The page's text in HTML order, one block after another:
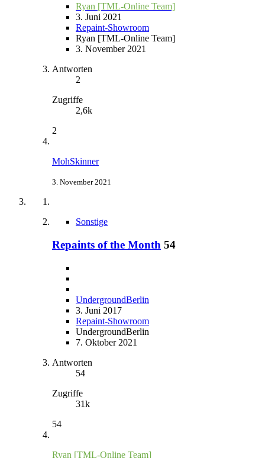
Ryan [TML-Online Team]
3. Juni 2021
Repaint-Showroom
Ryan [TML-Online Team]
3. November 2021
Antworten
2
Zugriffe
2,6k
2
MohSkinner
3. November 2021
Sonstige
Repaints of the Month 54
UndergroundBerlin
3. Juni 2017
Repaint-Showroom
UndergroundBerlin
7. Oktober 2021
Antworten
54
Zugriffe
31k
54
Ryan [TML-Online Team]